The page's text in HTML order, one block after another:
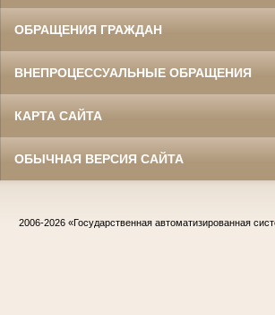
ОБРАЩЕНИЯ ГРАЖДАН
ВНЕПРОЦЕССУАЛЬНЫЕ ОБРАЩЕНИЯ
КАРТА САЙТА
ОБЫЧНАЯ ВЕРСИЯ САЙТА
2006-2026 «Государственная автоматизированная